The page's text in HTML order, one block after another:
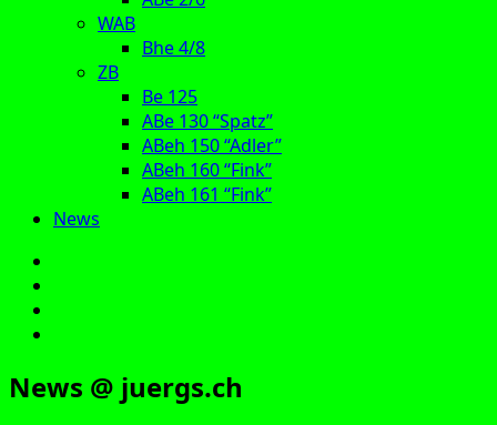
WAB
Bhe 4/8
ZB
Be 125
ABe 130 “Spatz”
ABeh 150 “Adler”
ABeh 160 “Fink”
ABeh 161 “Fink”
News
News @ juergs.ch